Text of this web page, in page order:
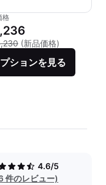
格
ービッシュ品の価格：
(新品価格)
ションを見る
4.6/5
件のレビュー)